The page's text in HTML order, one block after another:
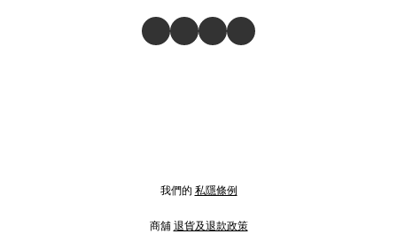
我們的 私隱條例
商舖 退貨及退款政策